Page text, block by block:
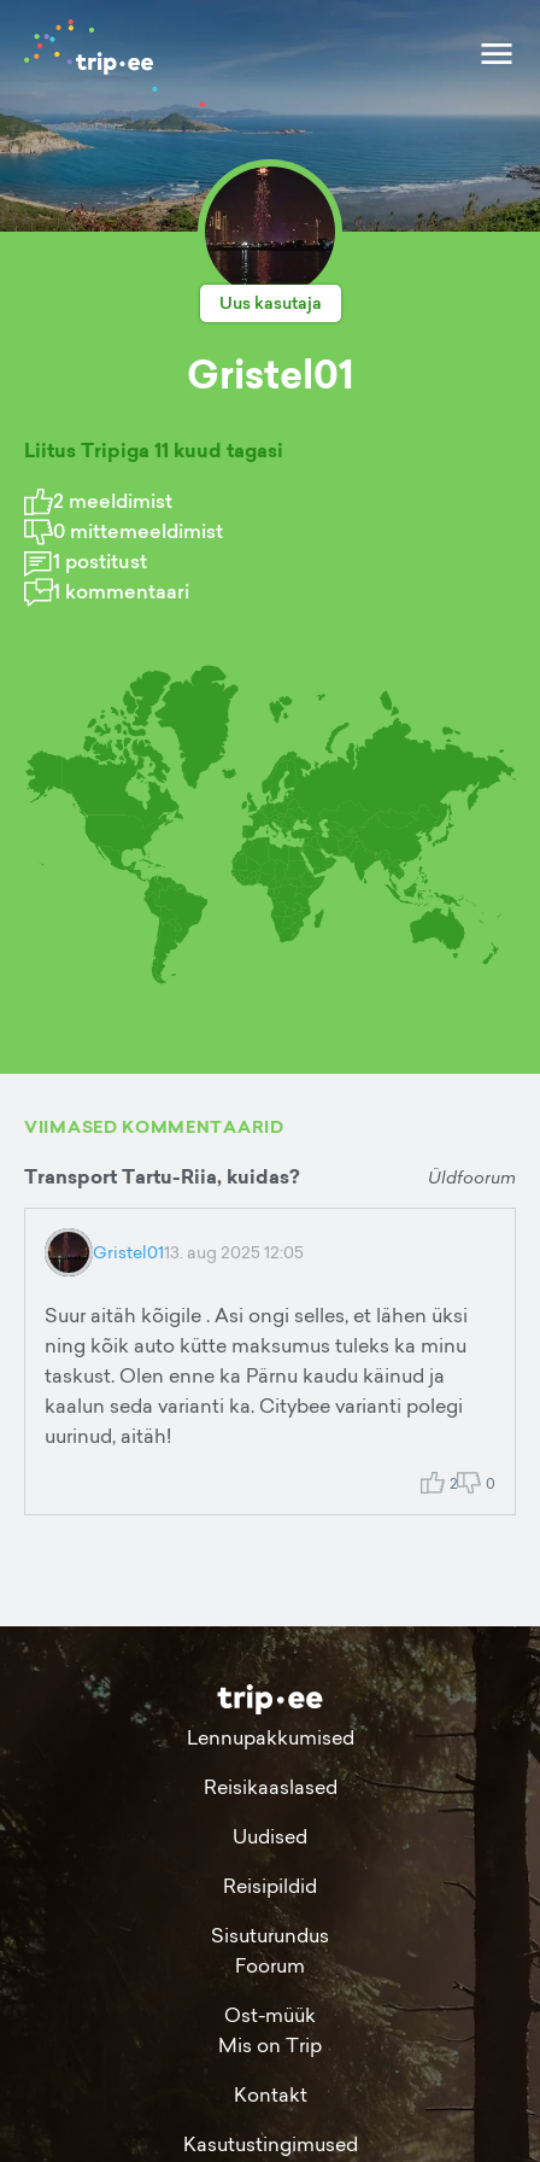
Uus kasutaja
Gristel01
Liitus Tripiga 11 kuud tagasi
2 meeldimist
0 mittemeeldimist
1 postitust
1 kommentaari
VIIMASED KOMMENTAARID
Transport Tartu-Riia, kuidas? Üldfoorum
Gristel0113. aug 2025 12:05
Suur aitäh kõigile . Asi ongi selles, et lähen üksi
ning kõik auto kütte maksumus tuleks ka minu
taskust. Olen enne ka Pärnu kaudu käinud ja
kaalun seda varianti ka. Citybee varianti polegi
uurinud, aitäh!
2 0
Lennupakkumised
Reisikaaslased
Uudised
Reisipildid
Sisuturundus
Foorum
Ost-müük
Mis on Trip
Kontakt
Kasutustingimused